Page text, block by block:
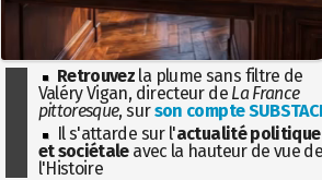
Retrouvez la plume sans filtre de
Valéry Vigan, directeur de La France
pittoresque, surson compte
Il s'attarde sur l'actualité politique
et sociétaleavec la hauteur de vue
l'Histoire